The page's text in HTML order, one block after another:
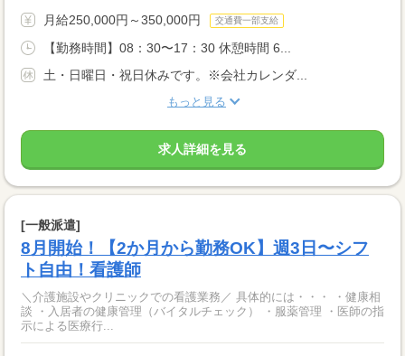
月給250,000円～350,000円 交通費一部支給
【勤務時間】08：30〜17：30 休憩時間 6...
土・日曜日・祝日休みです。※会社カレンダ...
もっと見る
求人詳細を見る
[一般派遣]
8月開始！【2か月から勤務OK】週3日〜シフ
ト自由！看護師
＼介護施設やクリニックでの看護業務／ 具体的には・・・ ・健康相
談 ・入居者の健康管理（バイタルチェック） ・服薬管理 ・医師の指
示による医療行...